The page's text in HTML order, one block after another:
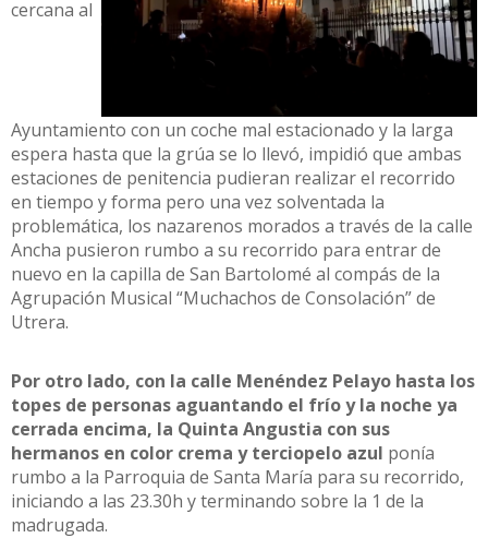
cercana al
Ayuntamiento con un coche mal estacionado y la larga
espera hasta que la grúa se lo llevó, impidió que ambas
estaciones de penitencia pudieran realizar el recorrido
en tiempo y forma pero una vez solventada la
problemática, los nazarenos morados a través de la calle
Ancha pusieron rumbo a su recorrido para entrar de
nuevo en la capilla de San Bartolomé al compás de la
Agrupación Musical “Muchachos de Consolación” de
Utrera.
Por otro lado, con la calle Menéndez Pelayo hasta los
topes de personas aguantando el frío y la noche ya
cerrada encima, la Quinta Angustia con sus
hermanos en color crema y terciopelo azul ponía
rumbo a la Parroquia de Santa María para su recorrido,
iniciando a las 23.30h y terminando sobre la 1 de la
madrugada.